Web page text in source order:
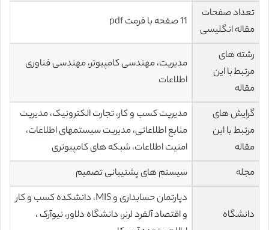
تعداد صفحات
مقاله انگلیسی
11 صفحه با فرمت pdf
رشته های
مرتبط با این
مقاله
مدیریت، مهندسی کامپیوتر، مهندسی فناوری
اطلاعات
گرایش های
مرتبط با این
مقاله
مدیریت کسب و کار، تجارت الکترونیک، مدیریت
منابع اطلاعاتی، مدیریت سیستمهای اطلاعات،
امنیت اطلاعات، شبکه های کامپیوتری
مجله
سیستم های پشتیبانی تصمیم
دانشگاه
دپارتمان حسابداری و MIS، دانشکده کسب و کار
و اقتصاد آلفرد لرنر، دانشگاه دلاور، نیوآرک ،